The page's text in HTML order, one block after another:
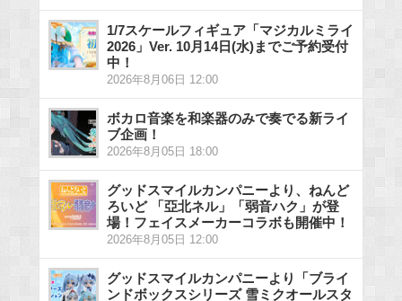
1/7スケールフィギュア「マジカルミライ
2026」Ver. 10月14日(水)までご予約受付
中！
2026年8月06日 12:00
ボカロ音楽を和楽器のみで奏でる新ライ
ブ企画！
2026年8月05日 18:00
グッドスマイルカンパニーより、ねんど
ろいど 「亞北ネル」「弱音ハク」が登
場！フェイスメーカーコラボも開催中！
2026年8月05日 12:00
グッドスマイルカンパニーより「ブライ
ンドボックスシリーズ 雪ミクオールスタ